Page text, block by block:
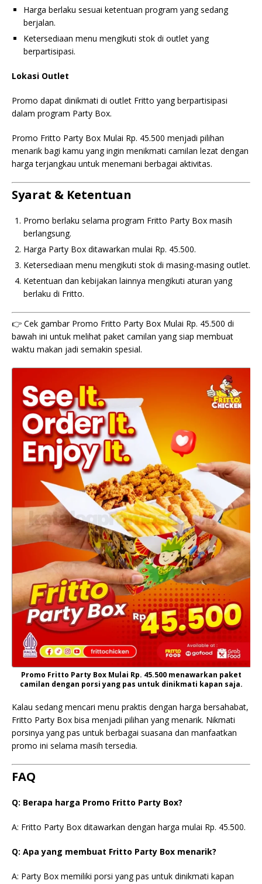
Harga berlaku sesuai ketentuan program yang sedang
berjalan.
Ketersediaan menu mengikuti stok di outlet yang
berpartisipasi.
Lokasi Outlet
Promo dapat dinikmati di outlet Fritto yang berpartisipasi
dalam program Party Box.
Promo Fritto Party Box Mulai Rp. 45.500 menjadi pilihan
menarik bagi kamu yang ingin menikmati camilan lezat dengan
harga terjangkau untuk menemani berbagai aktivitas.
Syarat & Ketentuan
Promo berlaku selama program Fritto Party Box masih
berlangsung.
Harga Party Box ditawarkan mulai Rp. 45.500.
Ketersediaan menu mengikuti stok di masing-masing outlet.
Ketentuan dan kebijakan lainnya mengikuti aturan yang
berlaku di Fritto.
👉 Cek gambar Promo Fritto Party Box Mulai Rp. 45.500 di
bawah ini untuk melihat paket camilan yang siap membuat
waktu makan jadi semakin spesial.
Promo Fritto Party Box Mulai Rp. 45.500 menawarkan paket
camilan dengan porsi yang pas untuk dinikmati kapan saja.
Kalau sedang mencari menu praktis dengan harga bersahabat,
Fritto Party Box bisa menjadi pilihan yang menarik. Nikmati
porsinya yang pas untuk berbagai suasana dan manfaatkan
promo ini selama masih tersedia.
FAQ
Q: Berapa harga Promo Fritto Party Box?
A: Fritto Party Box ditawarkan dengan harga mulai Rp. 45.500.
Q: Apa yang membuat Fritto Party Box menarik?
A: Party Box memiliki porsi yang pas untuk dinikmati kapan